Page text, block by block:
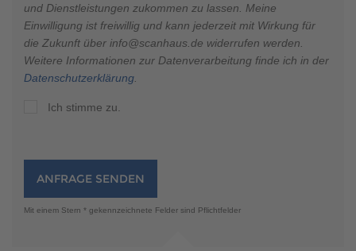
und Dienstleistungen zukommen zu lassen. Meine
Einwilligung ist freiwillig und kann jederzeit mit Wirkung für
die Zukunft über info@scanhaus.de widerrufen werden.
Weitere Informationen zur Datenverarbeitung finde ich in der
Datenschutzerklärung
Ich stimme zu.
ANFRAGE SENDEN
Mit einem Stern * gekennzeichnete Felder sind Pflichtfelder